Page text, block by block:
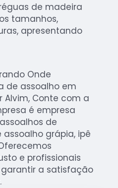
de madeira
tamanhos,
apresentando
Onde
de assoalho em
Alvim, Conte com a
é empresa
de
grápia, ipê
e profissionais
a satisfação